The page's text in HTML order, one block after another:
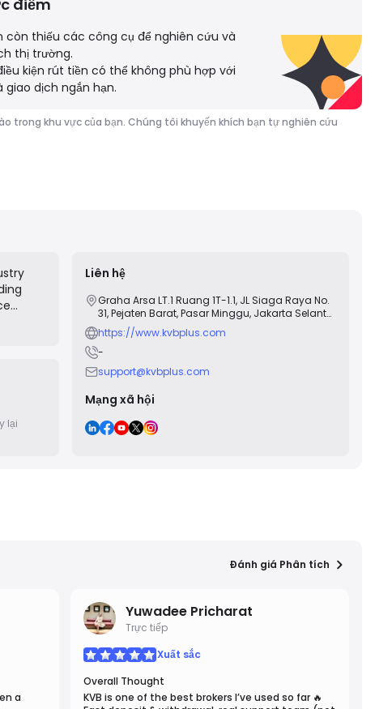
điểm
còn thiếu các công cụ để nghiên cứu và
thị trường.
kiện rút tiền có thể không phù hợp với
giao dịch ngắn hạn.
trong khu vực của bạn. Chúng tôi khuyến khích bạn tự nghiên cứu
lại
Liên hệ
Graha Arsa LT.1 Ruang 1T-1.1, JL Siaga Raya No.
31, Pejaten Barat, Pasar Minggu, Jakarta Selanta
12510, Indonesia
https://www.kvbplus.com
-
support@kvbplus.com
Mạng xã hội
Đánh giá Phân tích
a
Yuwadee Pricharat
Trực tiếp
Xuất sắc
Overall Thought
KVB is one of the best brokers I’ve used so far 🔥